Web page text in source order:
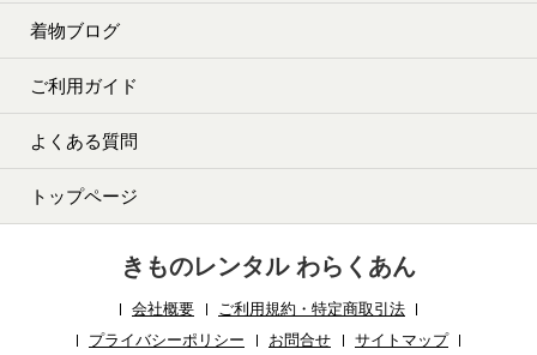
着物ブログ
ご利用ガイド
よくある質問
トップページ
きものレンタル わらくあん
会社概要
ご利用規約・特定商取引法
プライバシーポリシー
お問合せ サイトマップ